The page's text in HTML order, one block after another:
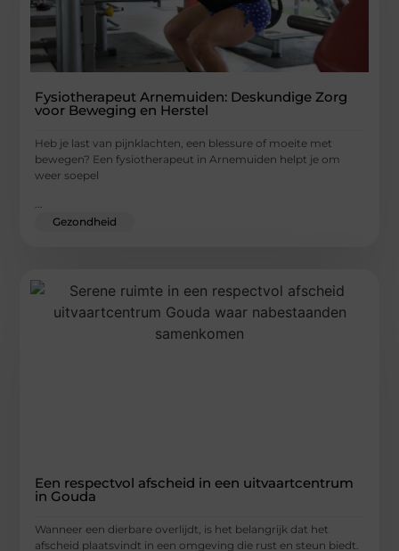
Fysiotherapeut Arnemuiden: Deskundige Zorg
voor Beweging en Herstel
Heb je last van pijnklachten, een blessure of moeite met
bewegen? Een fysiotherapeut in Arnemuiden helpt je om
weer soepel
...
Gezondheid
Een respectvol afscheid in een uitvaartcentrum
in Gouda
Wanneer een dierbare overlijdt, is het belangrijk dat het
afscheid plaatsvindt in een omgeving die rust en steun biedt.